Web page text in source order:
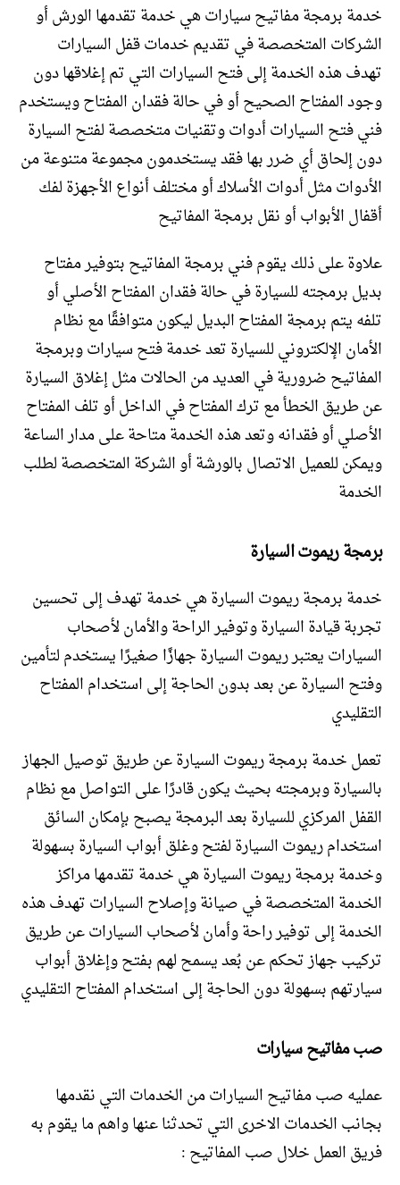
خدمة برمجة مفاتيح سيارات هي خدمة تقدمها الورش أو
الشركات المتخصصة في تقديم خدمات قفل السيارات
تهدف هذه الخدمة إلى فتح السيارات التي تم إغلاقها دون
وجود المفتاح الصحيح أو في حالة فقدان المفتاح ويستخدم
فني فتح السيارات أدوات وتقنيات متخصصة لفتح السيارة
دون إلحاق أي ضرر بها فقد يستخدمون مجموعة متنوعة من
الأدوات مثل أدوات الأسلاك أو مختلف أنواع الأجهزة لفك
أقفال الأبواب أو نقل برمجة المفاتيح
علاوة على ذلك يقوم فني برمجة المفاتيح بتوفير مفتاح
بديل برمجته للسيارة في حالة فقدان المفتاح الأصلي أو
تلفه يتم برمجة المفتاح البديل ليكون متوافقًا مع نظام
الأمان الإلكتروني للسيارة تعد خدمة فتح سيارات وبرمجة
المفاتيح ضرورية في العديد من الحالات مثل إغلاق السيارة
عن طريق الخطأ مع ترك المفتاح في الداخل أو تلف المفتاح
الأصلي أو فقدانه وتعد هذه الخدمة متاحة على مدار الساعة
ويمكن للعميل الاتصال بالورشة أو الشركة المتخصصة لطلب
الخدمة
برمجة ريموت السيارة
خدمة برمجة ريموت السيارة هي خدمة تهدف إلى تحسين
تجربة قيادة السيارة وتوفير الراحة والأمان لأصحاب
السيارات يعتبر ريموت السيارة جهازًا صغيرًا يستخدم لتأمين
وفتح السيارة عن بعد بدون الحاجة إلى استخدام المفتاح
التقليدي
تعمل خدمة برمجة ريموت السيارة عن طريق توصيل الجهاز
بالسيارة وبرمجته بحيث يكون قادرًا على التواصل مع نظام
القفل المركزي للسيارة بعد البرمجة يصبح بإمكان السائق
استخدام ريموت السيارة لفتح وغلق أبواب السيارة بسهولة
وخدمة برمجة ريموت السيارة هي خدمة تقدمها مراكز
الخدمة المتخصصة في صيانة وإصلاح السيارات تهدف هذه
الخدمة إلى توفير راحة وأمان لأصحاب السيارات عن طريق
تركيب جهاز تحكم عن بُعد يسمح لهم بفتح وإغلاق أبواب
سيارتهم بسهولة دون الحاجة إلى استخدام المفتاح التقليدي
صب مفاتيح سيارات
عمليه صب مفاتيح السيارات من الخدمات التي نقدمها
بجانب الخدمات الاخرى التي تحدثنا عنها واهم ما يقوم به
فريق العمل خلال صب المفاتيح :